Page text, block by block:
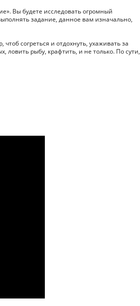
Вы будете исследовать огромный
задание, данное вам изначально,
согреться и отдохнуть, ухаживать за
ловить рыбу, крафтить, и не только. По сути,